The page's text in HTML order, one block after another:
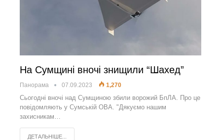
На Сумщині вночі знищили “Шахед”
Панорама 07.09.2023 1,270
Сьогодні вночі над Сумщиною збили ворожий БпЛА. Про це
повідомляють у Сумській ОВА. "Дякуємо нашим
захисникам…
ДЕТАЛЬНІШЕ...